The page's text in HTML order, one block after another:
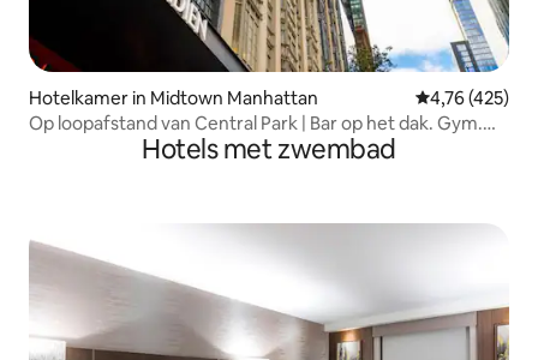
Hotelkamer in Midtown Manhattan Gemiddelde
4,76 (425)
Op loopafstand van Central Park | Bar op het dak. Gym.
Hotels met zwembad